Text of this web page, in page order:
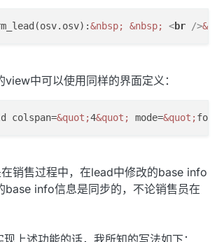
&nbsp; &nbsp; <br />
中可以使用同样的界面定义：
colspan=&quot;4&quot; mode=&quot;
销售过程中，在lead中修改的base info
base info信息是同步的，不论销售员在